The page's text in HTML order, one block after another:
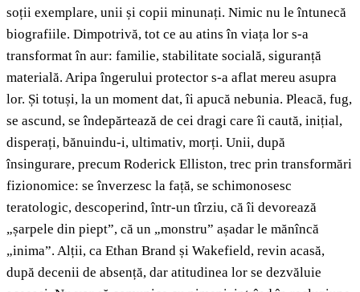
soții exemplare, unii și copii minunați. Nimic nu le întunecă
biografiile. Dimpotrivă, tot ce au atins în viața lor s-a
transformat în aur: familie, stabilitate socială, siguranță
materială. Aripa îngerului protector s-a aflat mereu asupra
lor. Și totuși, la un moment dat, îi apucă nebunia. Pleacă, fug,
se ascund, se îndepărtează de cei dragi care îi caută, inițial,
disperați, bănuindu-i, ultimativ, morți. Unii, după
însingurare, precum Roderick Elliston, trec prin transformări
fizionomice: se înverzesc la față, se schimonosesc
teratologic, descoperind, într-un tîrziu, că îi devorează
„șarpele din piept”, că un „monstru” așadar le mănîncă
„inima”. Alții, ca Ethan Brand și Wakefield, revin acasă,
după decenii de absență, dar atitudinea lor se dezvăluie